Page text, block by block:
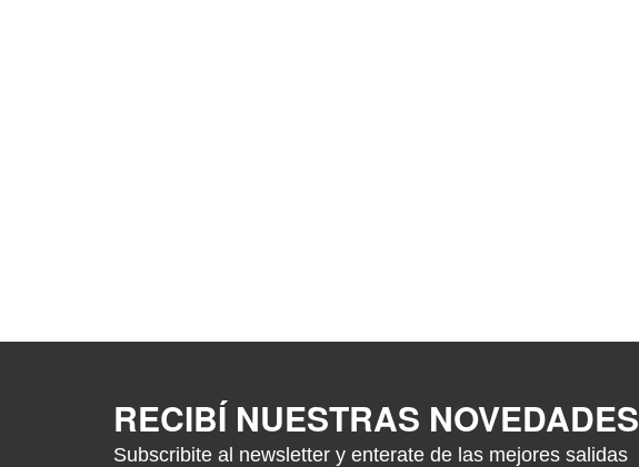
RECIBÍ NUESTRAS NOVEDADES
Subscribite al newsletter y enterate de las mejores salidas